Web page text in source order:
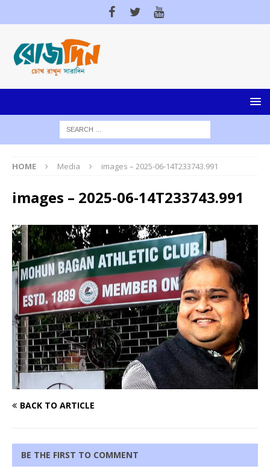
HOME Media images – 2025-06-14T233743.991
images – 2025-06-14T233743.991
BACK TO ARTICLE
BE THE FIRST TO COMMENT